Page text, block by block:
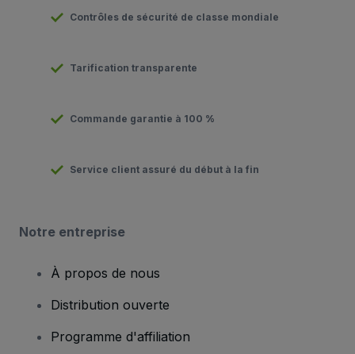
Contrôles de sécurité de classe mondiale
Tarification transparente
Commande garantie à 100 %
Service client assuré du début à la fin
Notre entreprise
À propos de nous
Distribution ouverte
Programme d'affiliation